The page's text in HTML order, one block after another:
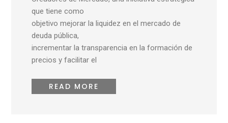
que tiene como
objetivo mejorar la liquidez en el mercado de
deuda pública,
incrementar la transparencia en la formación de
precios y facilitar el
READ MORE